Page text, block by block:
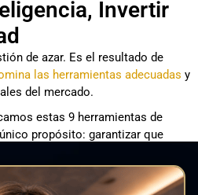
Invertir
de azar. Es el resultado de
las herramientas adecuadas y
del mercado.
estas 9 herramientas de
propósito: garantizar que
ofrecen retornos anuales desde
2.5 el capital invertido, un